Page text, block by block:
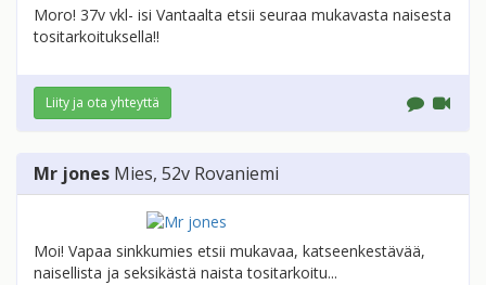
Moro! 37v vkl- isi Vantaalta etsii seuraa mukavasta naisesta
tositarkoituksella!!
Liity ja ota yhteyttä
Mr jones Mies, 52v Rovaniemi
Moi! Vapaa sinkkumies etsii mukavaa, katseenkestävää,
naisellista ja seksikästä naista tositarkoitu...